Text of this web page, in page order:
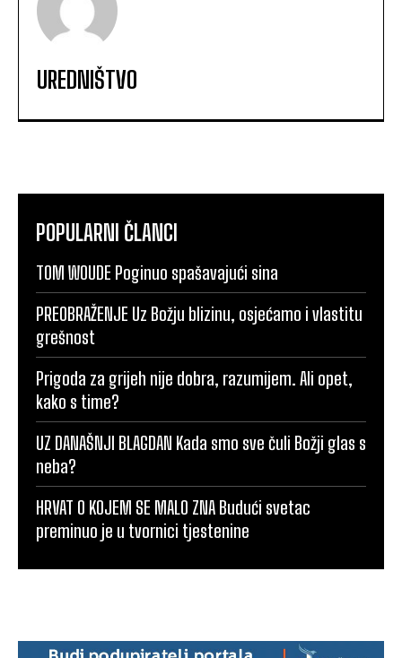
UREDNIŠTVO
POPULARNI ČLANCI
TOM WOUDE Poginuo spašavajući sina
PREOBRAŽENJE Uz Božju blizinu, osjećamo i vlastitu
grešnost
Prigoda za grijeh nije dobra, razumijem. Ali opet,
kako s time?
UZ DANAŠNJI BLAGDAN Kada smo sve čuli Božji glas s
neba?
HRVAT O KOJEM SE MALO ZNA Budući svetac
preminuo je u tvornici tjestenine